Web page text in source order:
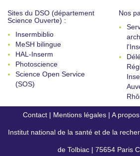
Sites du DSO (département
Science Ouverte) :
Insermbiblio
MeSH bilingue
HAL-Inserm
Photoscience
Science Open Service
(SOS)
Nos
Contact | Mentions légales | A propos
conforme)
Institut national de la santé et de la
de Tolbiac | 75654 Paris